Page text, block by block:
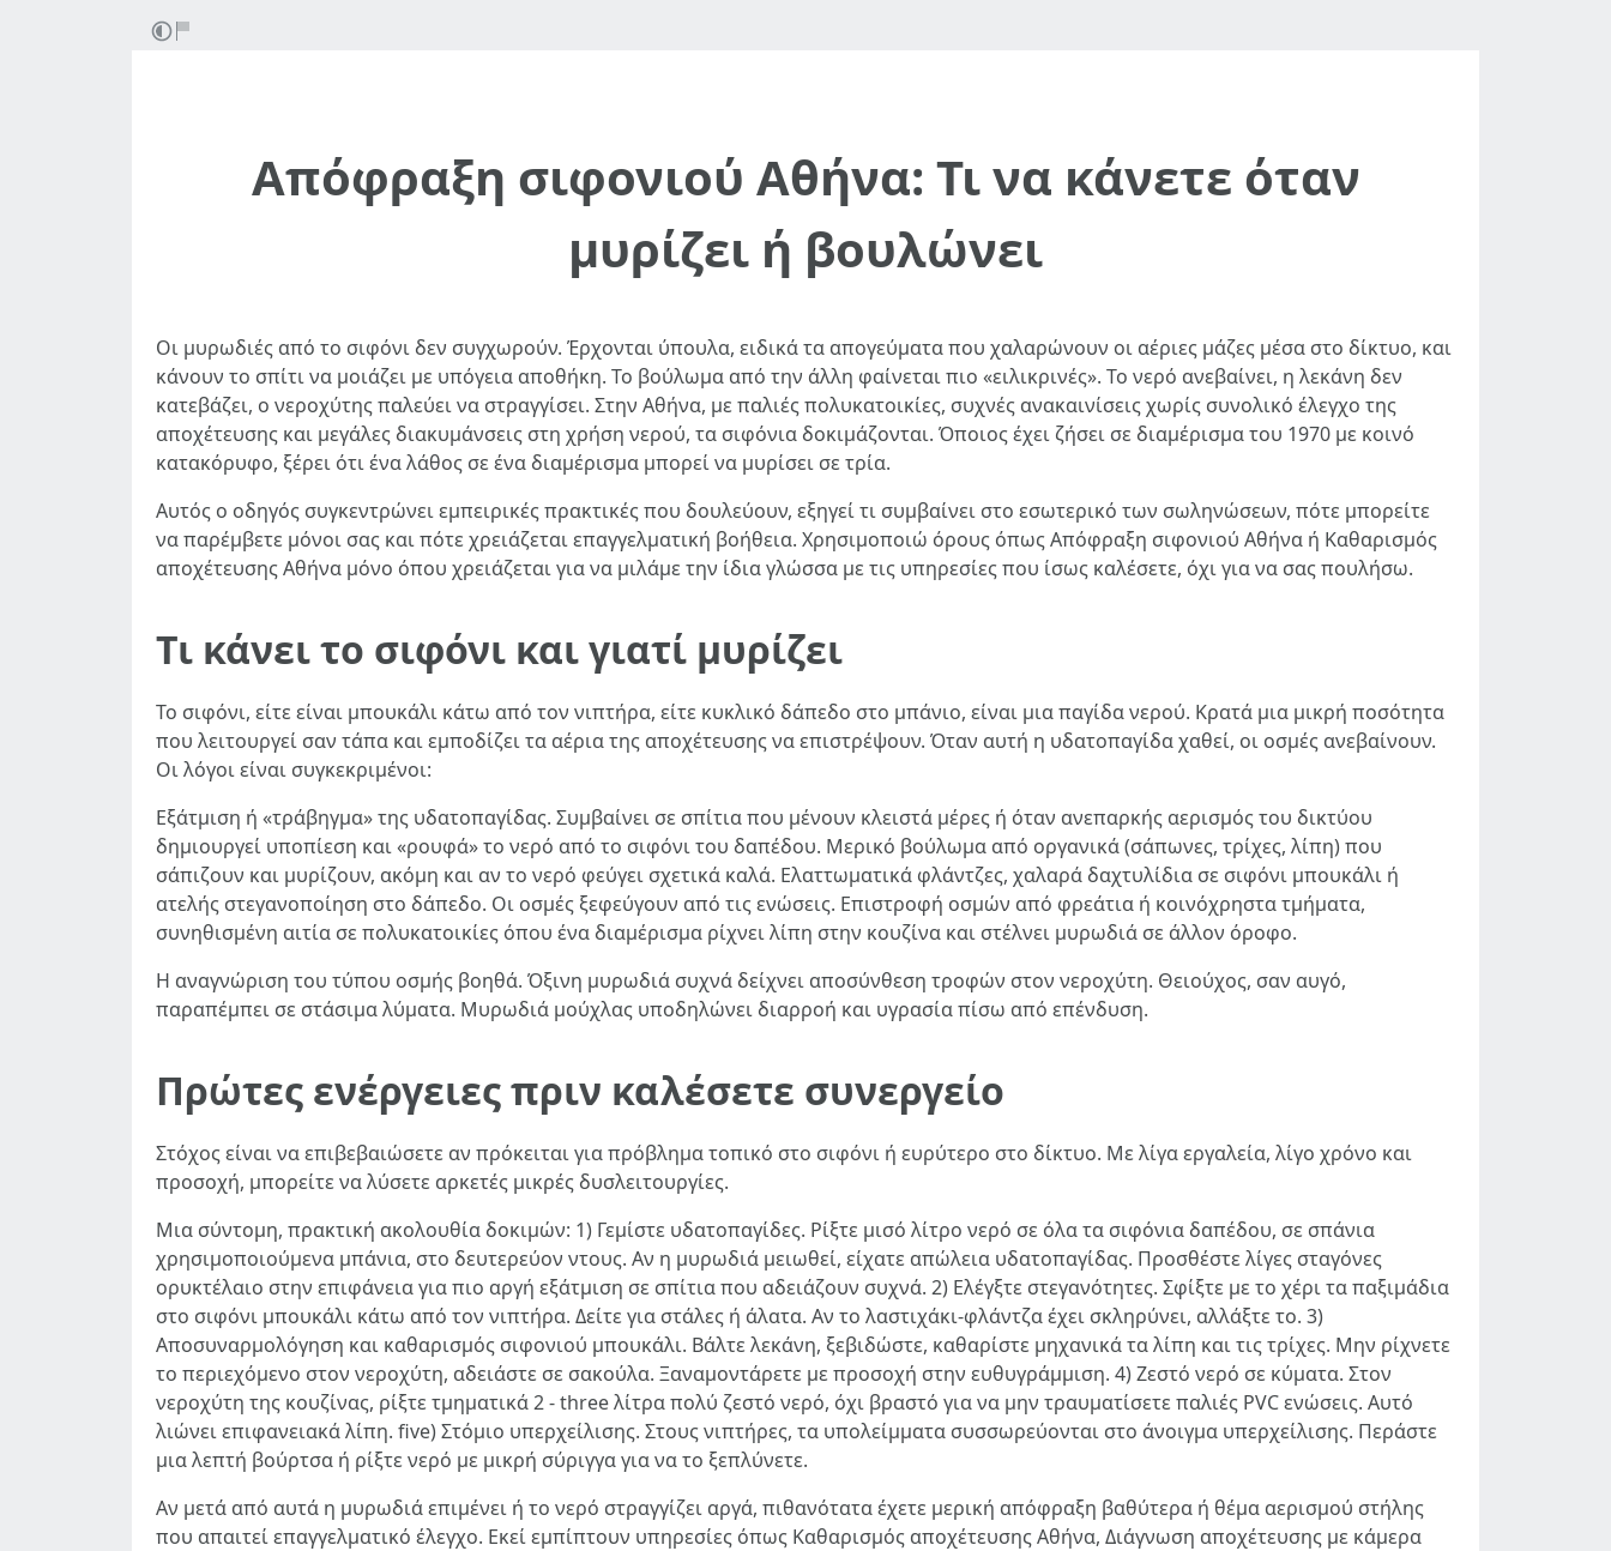
Απόφραξη σιφονιού Αθήνα: Τι να κάνετε όταν
μυρίζει ή βουλώνει
Οι μυρωδιές από το σιφόνι δεν συγχωρούν. Έρχονται ύπουλα, ειδικά τα απογεύματα που χαλαρώνουν οι αέριες μάζες μέσα στο δίκτυο, και
κάνουν το σπίτι να μοιάζει με υπόγεια αποθήκη. Το βούλωμα από την άλλη φαίνεται πιο «ειλικρινές». Το νερό ανεβαίνει, η λεκάνη δεν
κατεβάζει, ο νεροχύτης παλεύει να στραγγίσει. Στην Αθήνα, με παλιές πολυκατοικίες, συχνές ανακαινίσεις χωρίς συνολικό έλεγχο της
αποχέτευσης και μεγάλες διακυμάνσεις στη χρήση νερού, τα σιφόνια δοκιμάζονται. Όποιος έχει ζήσει σε διαμέρισμα του 1970 με κοινό
κατακόρυφο, ξέρει ότι ένα λάθος σε ένα διαμέρισμα μπορεί να μυρίσει σε τρία.
Αυτός ο οδηγός συγκεντρώνει εμπειρικές πρακτικές που δουλεύουν, εξηγεί τι συμβαίνει στο εσωτερικό των σωληνώσεων, πότε μπορείτε
να παρέμβετε μόνοι σας και πότε χρειάζεται επαγγελματική βοήθεια. Χρησιμοποιώ όρους όπως Απόφραξη σιφονιού Αθήνα ή Καθαρισμός
αποχέτευσης Αθήνα μόνο όπου χρειάζεται για να μιλάμε την ίδια γλώσσα με τις υπηρεσίες που ίσως καλέσετε, όχι για να σας πουλήσω.
Τι κάνει το σιφόνι και γιατί μυρίζει
Το σιφόνι, είτε είναι μπουκάλι κάτω από τον νιπτήρα, είτε κυκλικό δάπεδο στο μπάνιο, είναι μια παγίδα νερού. Κρατά μια μικρή ποσότητα
που λειτουργεί σαν τάπα και εμποδίζει τα αέρια της αποχέτευσης να επιστρέψουν. Όταν αυτή η υδατοπαγίδα χαθεί, οι οσμές ανεβαίνουν.
Οι λόγοι είναι συγκεκριμένοι:
Εξάτμιση ή «τράβηγμα» της υδατοπαγίδας. Συμβαίνει σε σπίτια που μένουν κλειστά μέρες ή όταν ανεπαρκής αερισμός του δικτύου
δημιουργεί υποπίεση και «ρουφά» το νερό από το σιφόνι του δαπέδου. Μερικό βούλωμα από οργανικά (σάπωνες, τρίχες, λίπη) που
σάπιζουν και μυρίζουν, ακόμη και αν το νερό φεύγει σχετικά καλά. Ελαττωματικά φλάντζες, χαλαρά δαχτυλίδια σε σιφόνι μπουκάλι ή
ατελής στεγανοποίηση στο δάπεδο. Οι οσμές ξεφεύγουν από τις ενώσεις. Επιστροφή οσμών από φρεάτια ή κοινόχρηστα τμήματα,
συνηθισμένη αιτία σε πολυκατοικίες όπου ένα διαμέρισμα ρίχνει λίπη στην κουζίνα και στέλνει μυρωδιά σε άλλον όροφο.
Η αναγνώριση του τύπου οσμής βοηθά. Όξινη μυρωδιά συχνά δείχνει αποσύνθεση τροφών στον νεροχύτη. Θειούχος, σαν αυγό,
παραπέμπει σε στάσιμα λύματα. Μυρωδιά μούχλας υποδηλώνει διαρροή και υγρασία πίσω από επένδυση.
Πρώτες ενέργειες πριν καλέσετε συνεργείο
Στόχος είναι να επιβεβαιώσετε αν πρόκειται για πρόβλημα τοπικό στο σιφόνι ή ευρύτερο στο δίκτυο. Με λίγα εργαλεία, λίγο χρόνο και
προσοχή, μπορείτε να λύσετε αρκετές μικρές δυσλειτουργίες.
Μια σύντομη, πρακτική ακολουθία δοκιμών: 1) Γεμίστε υδατοπαγίδες. Ρίξτε μισό λίτρο νερό σε όλα τα σιφόνια δαπέδου, σε σπάνια
χρησιμοποιούμενα μπάνια, στο δευτερεύον ντους. Αν η μυρωδιά μειωθεί, είχατε απώλεια υδατοπαγίδας. Προσθέστε λίγες σταγόνες
ορυκτέλαιο στην επιφάνεια για πιο αργή εξάτμιση σε σπίτια που αδειάζουν συχνά. 2) Ελέγξτε στεγανότητες. Σφίξτε με το χέρι τα παξιμάδια
στο σιφόνι μπουκάλι κάτω από τον νιπτήρα. Δείτε για στάλες ή άλατα. Αν το λαστιχάκι-φλάντζα έχει σκληρύνει, αλλάξτε το. 3)
Αποσυναρμολόγηση και καθαρισμός σιφονιού μπουκάλι. Βάλτε λεκάνη, ξεβιδώστε, καθαρίστε μηχανικά τα λίπη και τις τρίχες. Μην ρίχνετε
το περιεχόμενο στον νεροχύτη, αδειάστε σε σακούλα. Ξαναμοντάρετε με προσοχή στην ευθυγράμμιση. 4) Ζεστό νερό σε κύματα. Στον
νεροχύτη της κουζίνας, ρίξτε τμηματικά 2 - three λίτρα πολύ ζεστό νερό, όχι βραστό για να μην τραυματίσετε παλιές PVC ενώσεις. Αυτό
λιώνει επιφανειακά λίπη. five) Στόμιο υπερχείλισης. Στους νιπτήρες, τα υπολείμματα συσσωρεύονται στο άνοιγμα υπερχείλισης. Περάστε
μια λεπτή βούρτσα ή ρίξτε νερό με μικρή σύριγγα για να το ξεπλύνετε.
Αν μετά από αυτά η μυρωδιά επιμένει ή το νερό στραγγίζει αργά, πιθανότατα έχετε μερική απόφραξη βαθύτερα ή θέμα αερισμού στήλης
που απαιτεί επαγγελματικό έλεγχο. Εκεί εμπίπτουν υπηρεσίες όπως Καθαρισμός αποχέτευσης Αθήνα, Διάγνωση αποχέτευσης με κάμερα